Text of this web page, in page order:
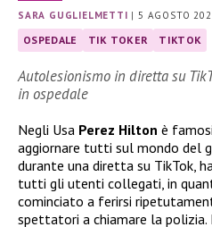
SARA GUGLIELMETTI |5 AGOSTO
OSPEDALE TIK TOKER TIKTOK
Autolesionismo in diretta su
in ospedale
Negli Usa Perez Hilton è
aggiornare tutti sul mondo del
durante una diretta su TikTok,
tutti gli utenti collegati, in
cominciato a ferirsi
spettatori a chiamare la